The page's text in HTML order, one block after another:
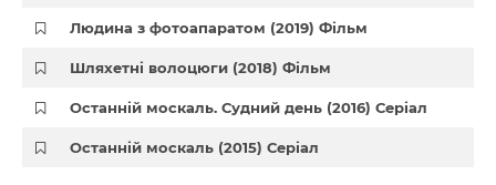
Людина з фотоапаратом (2019) Фільм
Шляхетні волоцюги (2018) Фільм
Останній москаль. Судний день (2016) Серіал
Останній москаль (2015) Серіал